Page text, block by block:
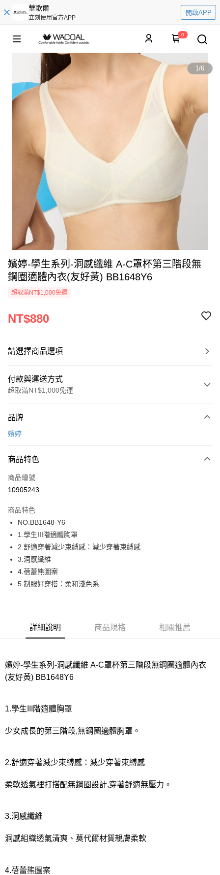
華歌爾
立刻使用官方APP
開啟APP
0
1/6
嬪婷-學生系列-洞感纖維 A-C罩杯第三階段無
鋼圈適體內衣(友好黃) BB1648Y6
超取滿NT$1,000免運
NT$880
請選擇商品選項
付款與運送方式
超取滿NT$1,000免運
信用卡一次付款
LINE Pay
街口支付
運送方式
全家取貨付款
每筆NT$80，滿NT$1,000(含以上)免運費
付款後全家取貨
每筆NT$80，滿NT$1,000(含以上)免運費
付款後7-11取貨
宅配
每筆NT$80，滿NT$1,000(含以上)免運費
每筆NT$220
付款後門市自取
品牌
嬪婷
商品特色
商品編號
10905243
商品特色
NO.BB1648-Y6
1.學生III階適體胸罩
2.舒適穿著減少束縛感：減少穿著束縛感
3.洞感纖維
4.蓓蕾熊圖案
5.制服好穿搭：柔和淺色系
詳細說明 商品規格 相關推薦
嬪婷-學生系列-洞感纖維 A-C罩杯第三階段無鋼圈適體內衣
(友好黃) BB1648Y6
1.學生III階適體胸罩
少女成長的第三階段,無鋼圈適體胸罩。
2.舒適穿著減少束縛感：減少穿著束縛感
柔軟透氣裡打搭配無鋼圈設計,穿著舒適無壓力。
3.洞感纖維
洞感組織透氣清爽、莫代爾材質親膚柔軟
4.蓓蕾熊圖案